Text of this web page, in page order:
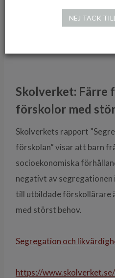
tas-nasta-stora-steg-i-
nationella-prov
Skolverket: Färre
förskolor med
Skolverkets rapport
förskolan” visar att barn
socioekonomiska
negativt av
till utbildade förskollärare
med störst behov.
Segregation och
https://
NEJ TACK